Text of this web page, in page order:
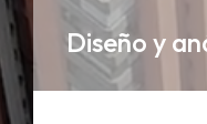
Diseño y